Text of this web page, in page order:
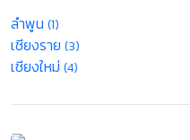
ลำพูน (1)
เชียงราย (3)
เชียงใหม่ (4)